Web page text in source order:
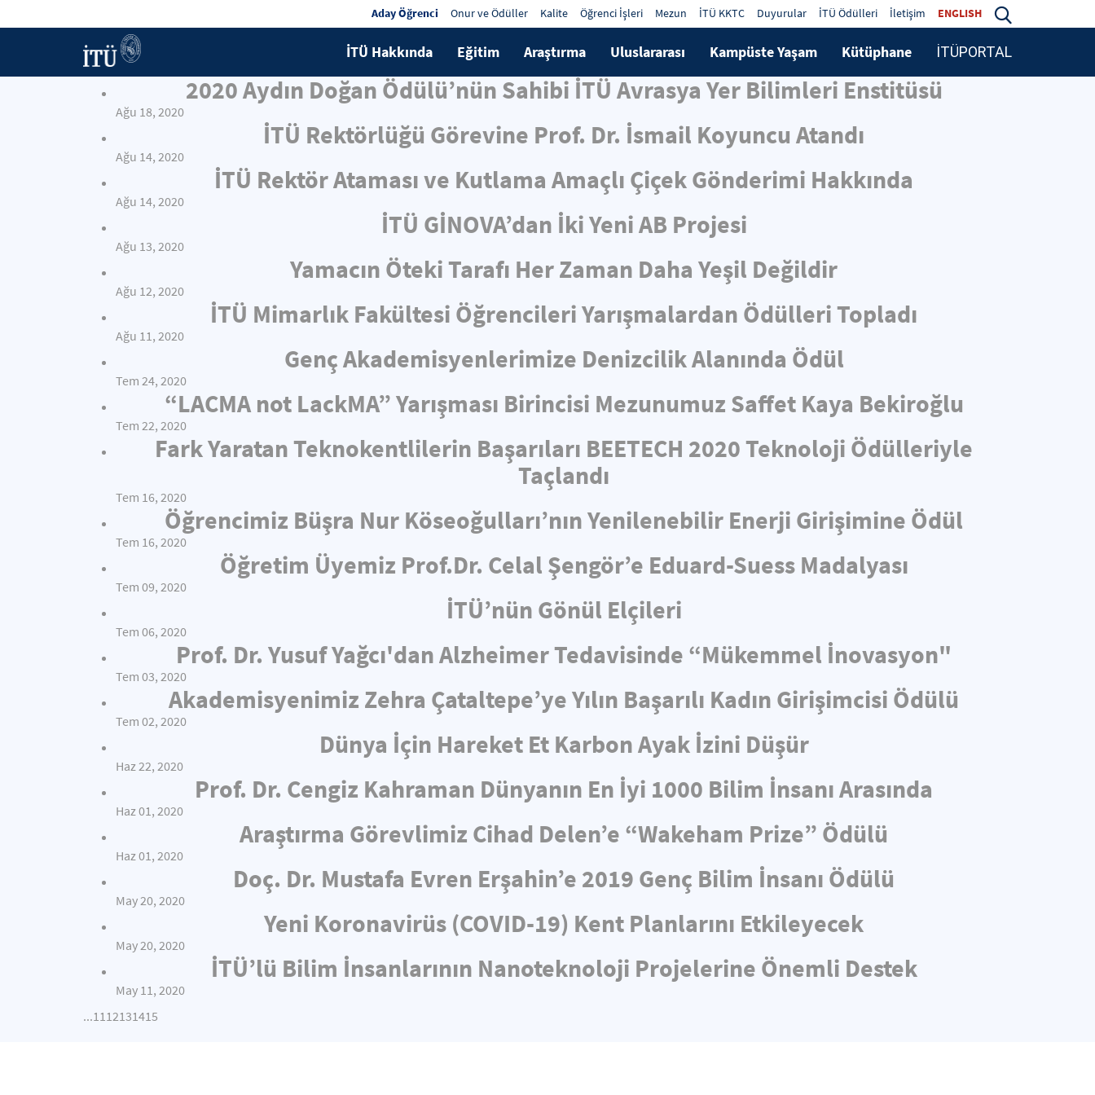
Aday Öğrenci Onur ve Ödüller Kalite Öğrenci İşleri Mezun İTÜ KKTC Duyurular İTÜ Ödülleri İletişim ENGLISH
İTÜ Hakkında Eğitim Araştırma Uluslararası Kampüste Yaşam Kütüphane İTÜPORTAL
2020 Aydın Doğan Ödülü’nün Sahibi İTÜ Avrasya Yer Bilimleri Enstitüsü
Ağu 18, 2020
İTÜ Rektörlüğü Görevine Prof. Dr. İsmail Koyuncu Atandı
Ağu 14, 2020
İTÜ Rektör Ataması ve Kutlama Amaçlı Çiçek Gönderimi Hakkında
Ağu 14, 2020
İTÜ GİNOVA’dan İki Yeni AB Projesi
Ağu 13, 2020
Yamacın Öteki Tarafı Her Zaman Daha Yeşil Değildir
Ağu 12, 2020
İTÜ Mimarlık Fakültesi Öğrencileri Yarışmalardan Ödülleri Topladı
Ağu 11, 2020
Genç Akademisyenlerimize Denizcilik Alanında Ödül
Tem 24, 2020
“LACMA not LackMA” Yarışması Birincisi Mezunumuz Saffet Kaya Bekiroğlu
Tem 22, 2020
Fark Yaratan Teknokentlilerin Başarıları BEETECH 2020 Teknoloji Ödülleriyle
Taçlandı
Tem 16, 2020
Öğrencimiz Büşra Nur Köseoğulları’nın Yenilenebilir Enerji Girişimine Ödül
Tem 16, 2020
Öğretim Üyemiz Prof.Dr. Celal Şengör’e Eduard-Suess Madalyası
Tem 09, 2020
İTÜ’nün Gönül Elçileri
Tem 06, 2020
Prof. Dr. Yusuf Yağcı'dan Alzheimer Tedavisinde “Mükemmel İnovasyon"
Tem 03, 2020
Akademisyenimiz Zehra Çataltepe’ye Yılın Başarılı Kadın Girişimcisi Ödülü
Tem 02, 2020
Dünya İçin Hareket Et Karbon Ayak İzini Düşür
Haz 22, 2020
Prof. Dr. Cengiz Kahraman Dünyanın En İyi 1000 Bilim İnsanı Arasında
Haz 01, 2020
Araştırma Görevlimiz Cihad Delen’e “Wakeham Prize” Ödülü
Haz 01, 2020
Doç. Dr. Mustafa Evren Erşahin’e 2019 Genç Bilim İnsanı Ödülü
May 20, 2020
Yeni Koronavirüs (COVID-19) Kent Planlarını Etkileyecek
May 20, 2020
İTÜ’lü Bilim İnsanlarının Nanoteknoloji Projelerine Önemli Destek
May 11, 2020
...1112131415